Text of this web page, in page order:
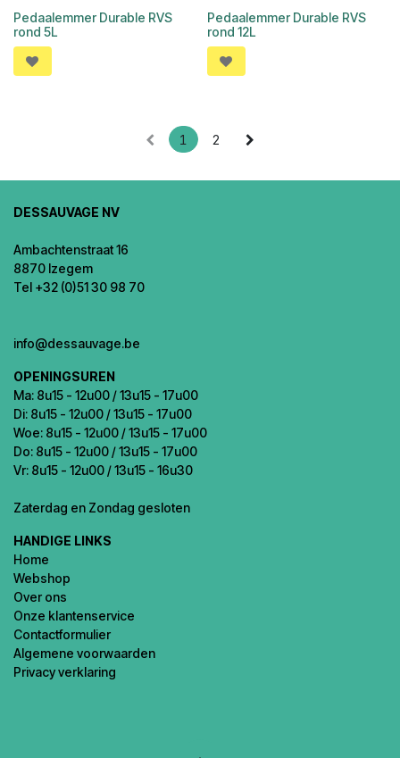
Pedaalemmer Durable RVS
rond 5L
Pedaalemmer Durable RVS
rond 12L
1 2
DESSAUVAGE NV
Ambachtenstraat 16
8870 Izegem
Tel +32 (0)51 30 98 70
info@dessauvage.be
OPENINGSUREN
Ma: 8u15 - 12u00 / 13u15 - 17u00
Di: 8u15 - 12u00 / 13u15 - 17u00
Woe: 8u15 - 12u00 / 13u15 - 17u00
Do: 8u15 - 12u00 / 13u15 - 17u00
Vr: 8u15 - 12u00 / 13u15 - 16u30
Zaterdag en Zondag gesloten
HANDIGE LINKS
Home
Webshop
Over ons
Onze klantenservice
Contactformulier
Algemene voorwaarden
Privacy verklaring